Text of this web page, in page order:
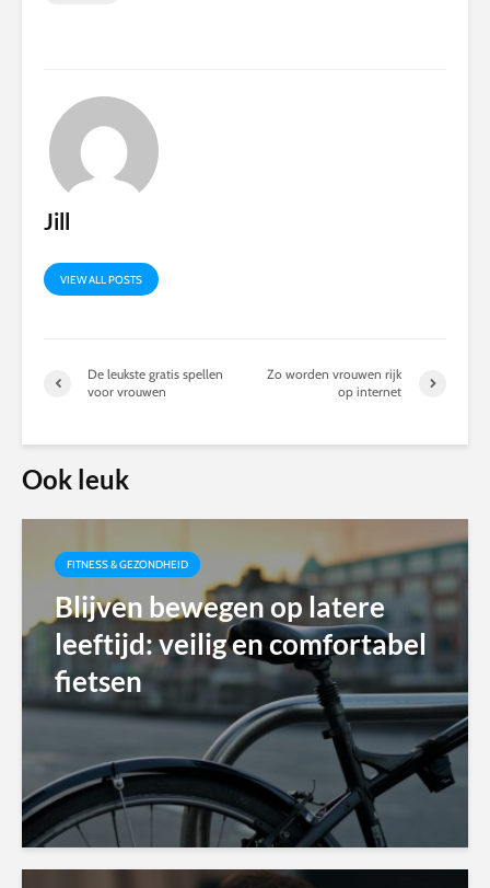
Jill
VIEW ALL POSTS
De leukste gratis spellen
voor vrouwen
Zo worden vrouwen rijk
op internet
Ook leuk
FITNESS & GEZONDHEID
Blijven bewegen op latere
leeftijd: veilig en comfortabel
fietsen